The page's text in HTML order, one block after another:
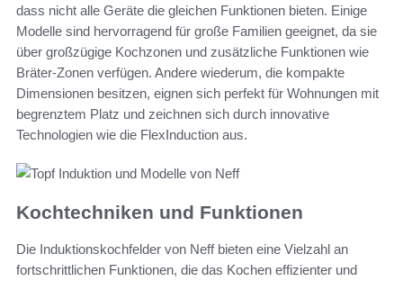
dass nicht alle Geräte die gleichen Funktionen bieten. Einige
Modelle sind hervorragend für große Familien geeignet, da sie
über großzügige Kochzonen und zusätzliche Funktionen wie
Bräter-Zonen verfügen. Andere wiederum, die kompakte
Dimensionen besitzen, eignen sich perfekt für Wohnungen mit
begrenztem Platz und zeichnen sich durch innovative
Technologien wie die FlexInduction aus.
Kochtechniken und Funktionen
Die Induktionskochfelder von Neff bieten eine Vielzahl an
fortschrittlichen Funktionen, die das Kochen effizienter und